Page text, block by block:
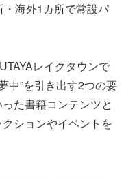
海外1カ所で常設パ
レイクタウンで
中”を引き出す2つの要
た書籍コンテンツと
ションやイベントを